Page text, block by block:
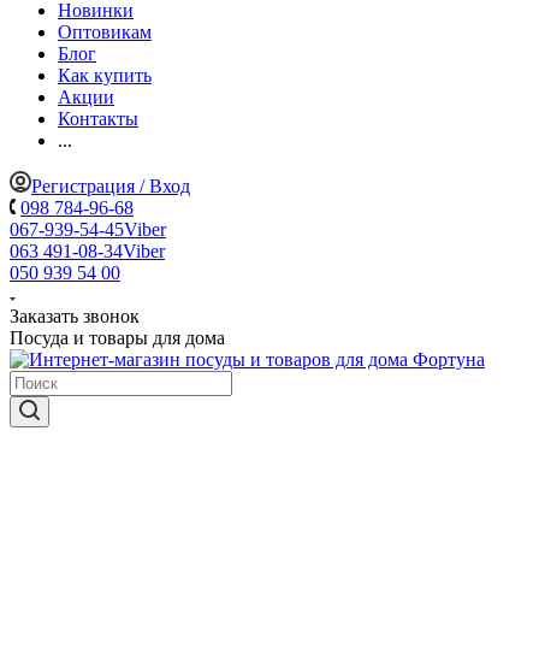
Новинки
Оптовикам
Блог
Как купить
Акции
Контакты
...
Регистрация / Вход
098 784-96-68
067-939-54-45Viber
063 491-08-34Viber
050 939 54 00
Заказать звонок
Посуда и товары для дома